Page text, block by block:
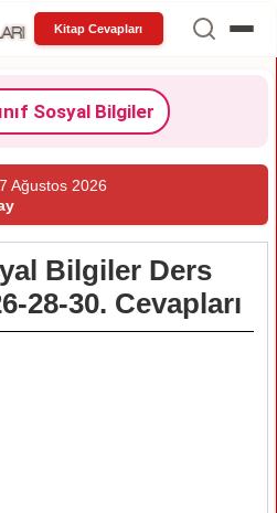
Kitap Cevapları
Sosyal Bilgiler
Ağustos 2026
Bilgiler Ders
28-30. Cevapları